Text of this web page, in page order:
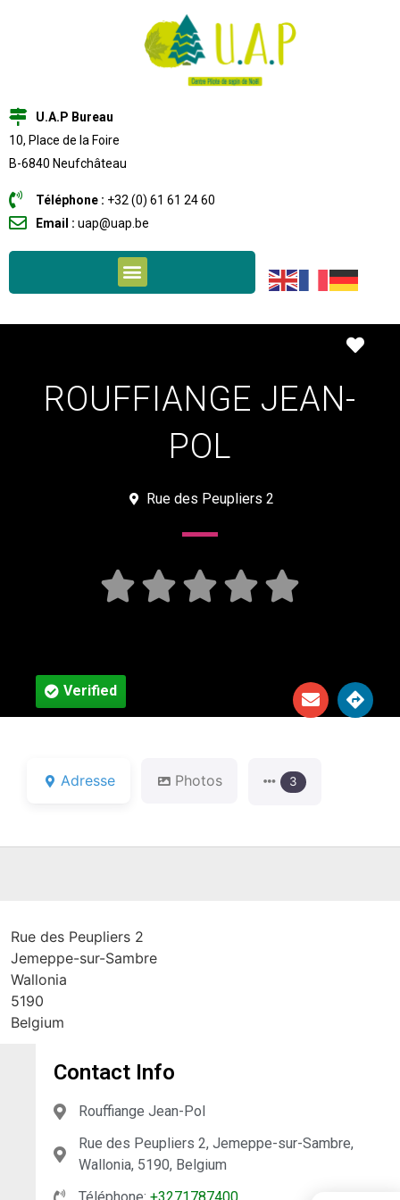
U.A.P Bureau
10, Place de la Foire
B-6840 Neufchâteau
Téléphone : +32 (0) 61 61 24 60
Email : uap@uap.be
ROUFFIANGE JEAN-
POL
Rue des Peupliers 2
    
Verified
Adresse Photos 3
Rue des Peupliers 2
Jemeppe-sur-Sambre
Wallonia
5190
Belgium
Contact Info
Rouffiange Jean-Pol
Rue des Peupliers 2, Jemeppe-sur-Sambre,
Wallonia, 5190, Belgium